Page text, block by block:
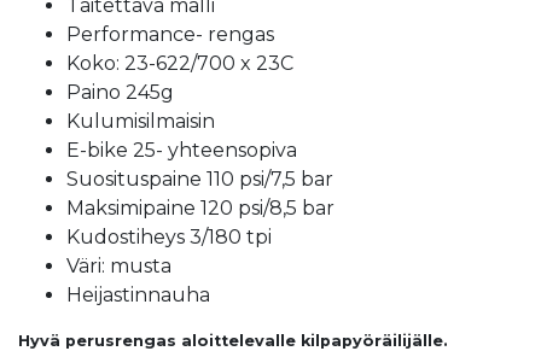
Taitettava malli
Performance- rengas
Koko: 23-622/700 x 23C
Paino 245g
Kulumisilmaisin
E-bike 25- yhteensopiva
Suosituspaine 110 psi/7,5 bar
Maksimipaine 120 psi/8,5 bar
Kudostiheys 3/180 tpi
Väri: musta
Heijastinnauha
Hyvä perusrengas aloittelevalle kilpapyöräilijälle.